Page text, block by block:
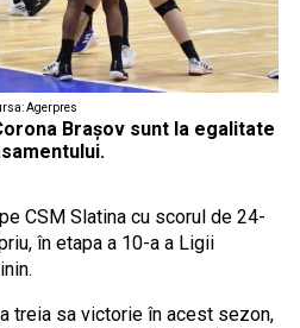
Agerpres
Brașov sunt la egalitate
CSM Slatina cu scorul de 24-
în etapa a 10-a a Ligii
treia sa victorie în acest sezon,